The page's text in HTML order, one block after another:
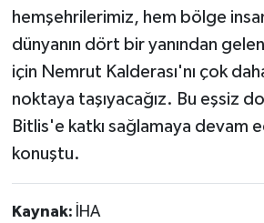
hemşehrilerimiz, hem bölge
dünyanın dört bir yanından
için Nemrut Kalderası'nı çok
noktaya taşıyacağız. Bu eşsiz
Bitlis'e katkı sağlamaya devam
konuştu.
Kaynak: İHA